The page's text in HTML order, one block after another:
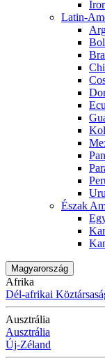
Latin-
Észak
Magyarország
Afrika
Dél-afrikai
Ausztrália
Ausztrália
Új-Zéland